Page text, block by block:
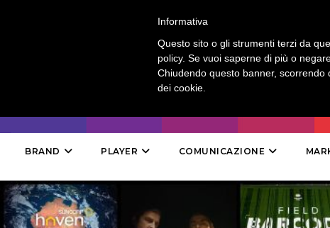
BRAND PLAYER COMUNICAZIONE
Informativa
Questo sito o gli strumenti terzi da
policy. Se vuoi saperne di più o
Chiudendo questo banner, scorrendo
dei cookie.